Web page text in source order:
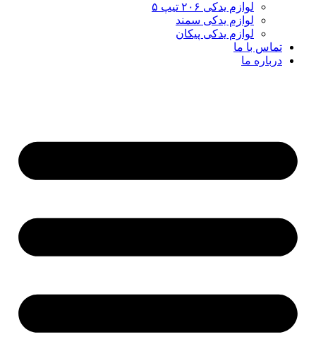
لوازم یدکی ۲۰۶ تیپ ۵
لوازم یدکی سمند
لوازم یدکی پیکان
تماس با ما
درباره ما